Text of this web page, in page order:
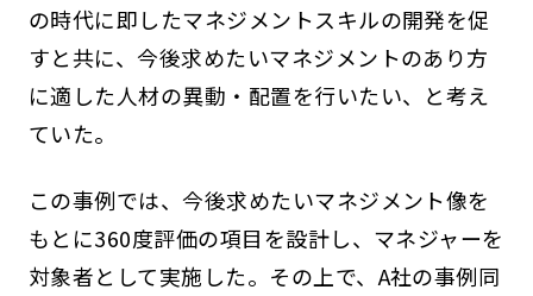
の時代に即したマネジメントスキルの開発を促
すと共に、今後求めたいマネジメントのあり方
に適した人材の異動・配置を行いたい、と考え
ていた。
この事例では、今後求めたいマネジメント像を
もとに360度評価の項目を設計し、マネジャーを
対象者として実施した。その上で、A社の事例同